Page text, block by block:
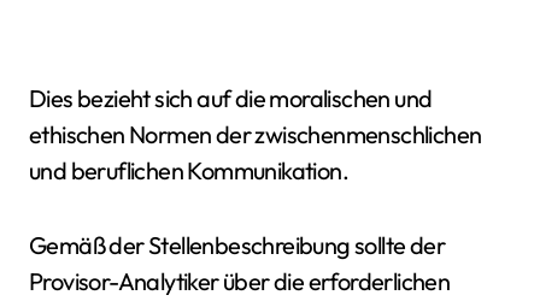
Dies bezieht sich auf die moralischen und
ethischen Normen der zwischenmenschlichen
und beruflichen Kommunikation.
Gemäß der Stellenbeschreibung sollte der
Provisor-Analytiker über die erforderlichen